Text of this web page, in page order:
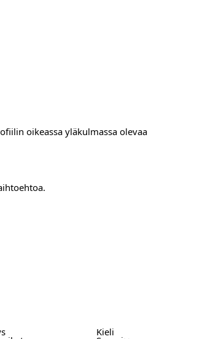
oikeassa yläkulmassa olevaa
Kieli